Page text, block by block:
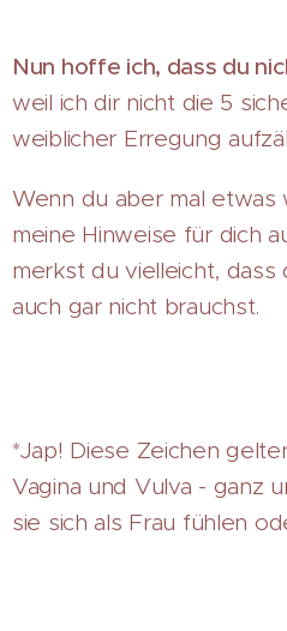
Nun hoffe ich, dass du
weil ich dir nicht die 5
weiblicher Erregung
Wenn du aber mal
meine Hinweise für dich
merkst du vielleicht, dass
auch gar nicht brauchst.
*Jap! Diese Zeichen
Vagina und Vulva - ganz
sie sich als Frau fühlen